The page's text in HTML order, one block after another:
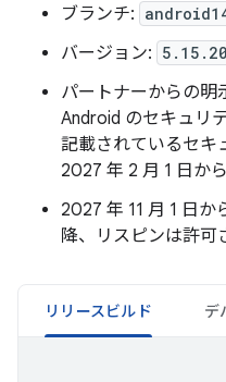
ブランチ:
バージョン:
パートナーからの明
Android のセキュリ
記載されているセキ
2027 年 2 月 1 日か
2027 年 11 月 1 日
降、リスピンは許可
リリースビルド デ